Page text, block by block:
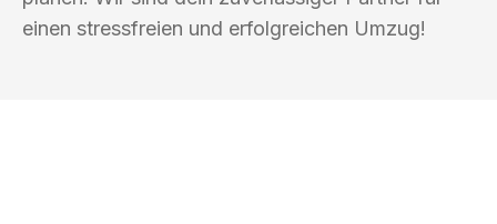
einen stressfreien und erfolgreichen Umzug!